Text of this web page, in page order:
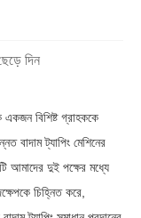
দিন
বিশিষ্ট গ্রাহককে
বাদাম ট্যাপিং মেশিনের
আমাদের দুই পক্ষের মধ্যে
চিহ্নিত করে,